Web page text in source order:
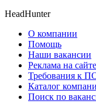
HeadHunter
О компании
Помощь
Наши вакансии
Реклама на сайте
Требования к
Каталог
Поиск по